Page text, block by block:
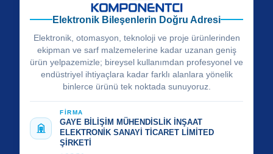
Elektronik Bileşenlerin Doğru Adresi
Elektronik, otomasyon, teknoloji ve proje ürünlerinden
ekipman ve sarf malzemelerine kadar uzanan geniş
ürün yelpazemizle; bireysel kullanımdan profesyonel ve
endüstriyel ihtiyaçlara kadar farklı alanlara yönelik
binlerce ürünü tek noktada sunuyoruz.
FİRMA
GAYE BİLİŞİM MÜHENDİSLİK İNŞAAT
ELEKTRONİK SANAYİ TİCARET LİMİTED
ŞİRKETİ